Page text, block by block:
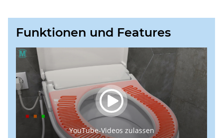
Funktionen und Features
YouTube-Videos zulassen